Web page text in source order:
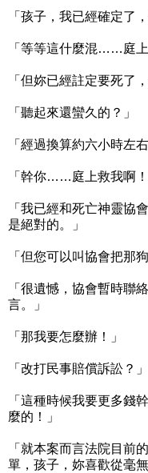
「孩子，我已經確定了
「等等這什麼混……庭
「但妳已經註定要死了
「聽起來還蠻久的？」
「經過換算約六小時左右
「幹你……庭上救我啊！
「我已經和死亡神靈協
是絕對的。」
「但您可以叫協會把那
「很遺憾，協會暫時聯
言。」
「那我要怎麼辦！」
「改打民事賠償訴訟？」
「這種時候我要更多錢
麼的！」
「就本案而言法院目前
單，孩子，妳喜歡從毫